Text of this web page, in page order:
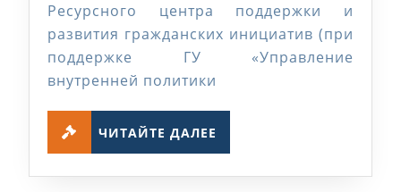
Ресурсного центра поддержки и
развития гражданских инициатив (при
поддержке ГУ «Управление
внутренней политики
ЧИТАЙТЕ ДАЛЕЕ